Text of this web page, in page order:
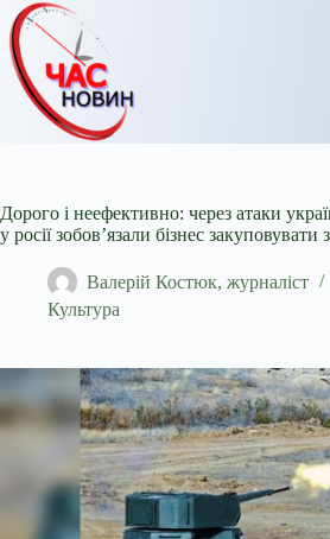
Перейти
до
вмісту
Дорого і неефективно: через атаки
у росії зобов’язали бізнес
Валерій Костюк, журналіст
Культура